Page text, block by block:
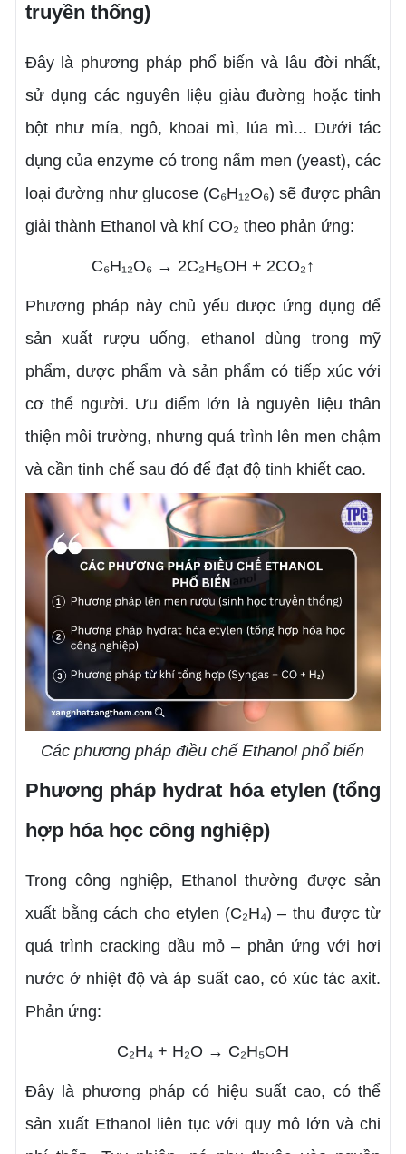
truyền thống)
Đây là phương pháp phổ biến và lâu đời nhất,
sử dụng các nguyên liệu giàu đường hoặc tinh
bột như mía, ngô, khoai mì, lúa mì... Dưới tác
dụng của enzyme có trong nấm men (yeast), các
loại đường như glucose (C₆H₁₂O₆) sẽ được phân
giải thành Ethanol và khí CO₂ theo phản ứng:
C₆H₁₂O₆ → 2C₂H₅OH + 2CO₂↑
Phương pháp này chủ yếu được ứng dụng để
sản xuất rượu uống, ethanol dùng trong mỹ
phẩm, dược phẩm và sản phẩm có tiếp xúc với
cơ thể người. Ưu điểm lớn là nguyên liệu thân
thiện môi trường, nhưng quá trình lên men chậm
và cần tinh chế sau đó để đạt độ tinh khiết cao.
Các phương pháp điều chế Ethanol phổ biến
Phương pháp hydrat hóa etylen (tổng
hợp hóa học công nghiệp)
Trong công nghiệp, Ethanol thường được sản
xuất bằng cách cho etylen (C₂H₄) – thu được từ
quá trình cracking dầu mỏ – phản ứng với hơi
nước ở nhiệt độ và áp suất cao, có xúc tác axit.
Phản ứng:
C₂H₄ + H₂O → C₂H₅OH
Đây là phương pháp có hiệu suất cao, có thể
sản xuất Ethanol liên tục với quy mô lớn và chi